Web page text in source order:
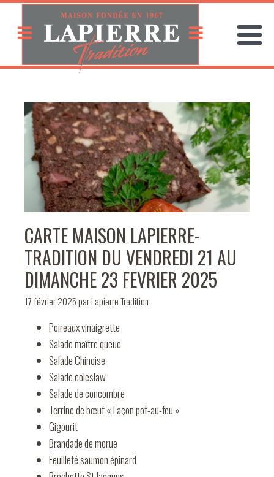
CARTE MAISON LAPIERRE-
TRADITION DU VENDREDI 21 AU
DIMANCHE 23 FEVRIER 2025
17 février 2025parLapierre Tradition
Poireaux vinaigrette
Salade maître queue
Salade Chinoise
Salade coleslaw
Salade de concombre
Terrine de bœuf « Façon pot-au-feu »
Gigourit
Brandade de morue
Feuilleté saumon épinard